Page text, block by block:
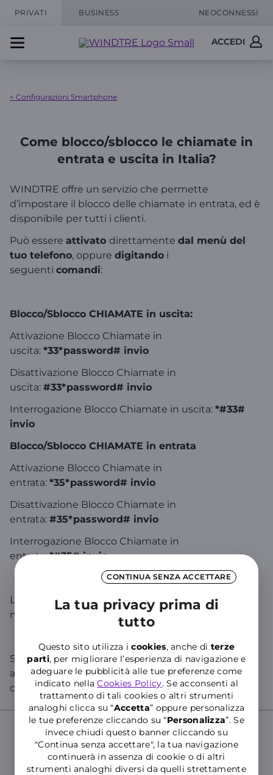
CONTINUA SENZA ACCETTARE
La tua privacy prima di
tutto
Questo sito utilizza icookies, anche di terze
parti, per migliorare l’esperienza di navigazione e
adeguare le pubblicità alle tue preferenze come
indicato nellaCookies Policy. Se acconsenti al
trattamento di tali cookies o altri strumenti
analoghi clicca su “Accetta” oppure personalizza
le tue preferenze cliccando su “Personalizza”. Se
invece chiudi questo banner cliccando su
"Continua senza accettare", la tua navigazione
continuerà in assenza di cookie o di altri
strumenti analoghi diversi da quelli strettamente
PRIVATI BUSINESS NEOCONNESSI
ACCEDI
< Configurazioni Smartphone
Come blocco/sblocco le chiamate in
entrata e uscita in Italia?
WINDTRE offre un servizio che permette
d’impostare il blocco delle chiamate in entrata, ed è
disponibile per tutti i clienti.
Può essere attivato direttamente dal menù del
tuo telefono, oppure digitando i
seguenti comandi:
Blocco/Sblocco CHIAMATE in uscita:
Attivazione Blocco Chiamate in
uscita: *33*password# invio
Disattivazione Blocco Chiamate in
uscita: #33*password# invio
Interrogazione Blocco Chiamate in uscita: *#33#
invio
Blocco/Sblocco CHIAMATE in entrata
Attivazione Blocco Chiamate in
entrata: *35*password# invio
Disattivazione Blocco Chiamate in
entrata: #35*password# invio
Interrogazione Blocco Chiamate in
entrata:*#35# invio
La passworddi rete WINDTRE da digitare è
meno che non sia stata cambiata dal cliente.
Se cerchi informazioni specifiche sul tuo numero,
accedi all’Area Clientio all’App WINDTREe chatta
con WILL!
Cerca nelle Domande Frequenti del
Supporto WINDTRE